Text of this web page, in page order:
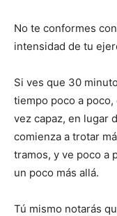
No te conformes
intensidad de tu
Si ves que 30
tiempo poco a
vez capaz, en lugar
comienza a trotar
tramos, y ve poco a
un poco más allá.
Tú mismo notarás